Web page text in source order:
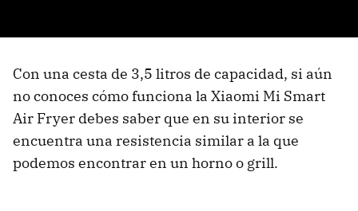
Con una cesta de 3,5 litros de capacidad, si aún
no conoces cómo funciona la Xiaomi Mi Smart
Air Fryer debes saber que en su interior se
encuentra una resistencia similar a la que
podemos encontrar en un horno o grill.